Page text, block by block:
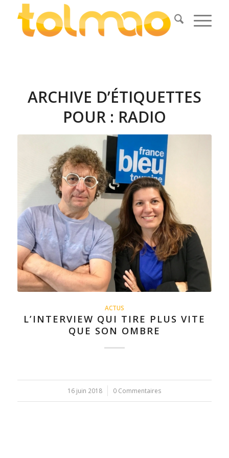
ARCHIVE D’ÉTIQUETTES
POUR : RADIO
ACTUS
L’INTERVIEW QUI TIRE PLUS VITE
QUE SON OMBRE
16 juin 2018
/ 0 Commentaires